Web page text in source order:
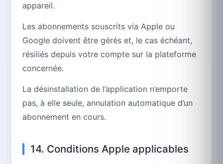
appareil.
Les abonnements souscrits via Apple ou
Google doivent être gérés et, le cas échéant,
résiliés depuis votre compte sur la plateforme
concernée.
La désinstallation de l’application n’emporte
pas, à elle seule, annulation automatique d’un
abonnement en cours.
14. Conditions Apple applicables